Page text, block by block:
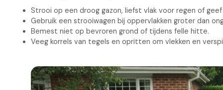
Strooi op een droog gazon, liefst vlak voor regen of
Gebruik een strooiwagen bij oppervlakken groter dan
Bemest niet op bevroren grond of tijdens felle hitte.
Veeg korrels van tegels en opritten om vlekken en